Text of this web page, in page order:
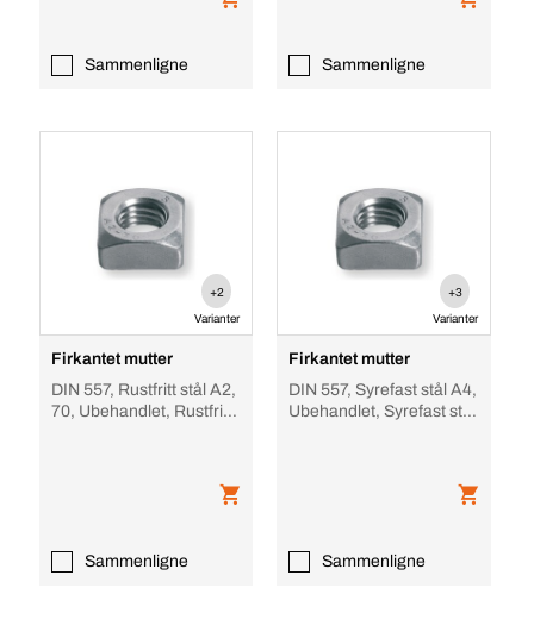
Sammenligne Sammenligne
+2
Varianter
Firkantet mutter
DIN 557, Rustfritt stål A2,
70, Ubehandlet, Rustfritt
Sammenligne
+3
Varianter
Firkantet mutter
DIN 557, Syrefast stål A4,
Ubehandlet, Syrefast stål
Sammenligne